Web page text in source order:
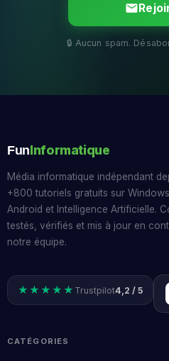
FunInformatique
Média informatique indépendant
+800 tutoriels gratuits sur
Android et Intelligence Artificielle.
testés, vérifiés et mis à jour en
notre équipe.
★★★★★ Trustpilot4,2 / 5
CATÉGORIES